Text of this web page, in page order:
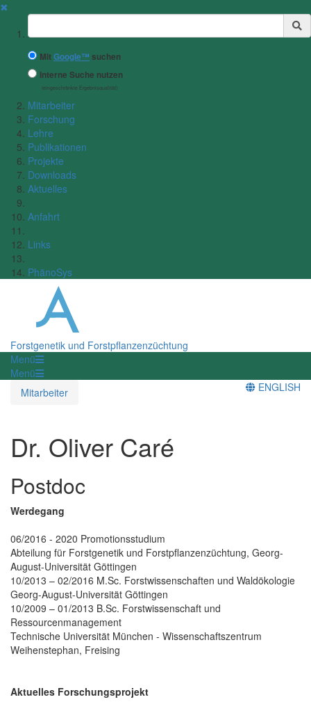
✖
Suchbegriff
MitGoogle™ suchen
Interne Suche nutzen
(eingeschränkte Ergebnisqualität)
Mitarbeiter
Forschung
Lehre
Publikationen
Projekte
Downloads
Aktuelles
Anfahrt
Links
PhänoSys
Forstgenetik und Forstpflanzenzüchtung
Menü
Menü
Mitarbeiter
ENGLISH
Dr. Oliver Caré
Postdoc
Werdegang
06/2016 - 2020 Promotionsstudium
Abteilung für Forstgenetik und Forstpflanzenzüchtung, Georg-
August-Universität Göttingen
10/2013 – 02/2016 M.Sc. Forstwissenschaften und Waldökologie
Georg-August-Universität Göttingen
10/2009 – 01/2013 B.Sc. Forstwissenschaft und
Ressourcenmanagement
Technische Universität München - Wissenschaftszentrum
Weihenstephan, Freising
Aktuelles Forschungsprojekt